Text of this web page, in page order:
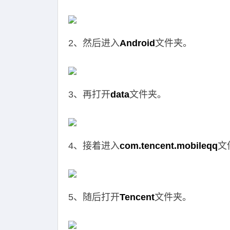
2、然后进入Android 文件夹。
3、再打开data文件夹。
4、接着进入com.tencent.mobileqq文
5、随后打开Tencent文件夹。